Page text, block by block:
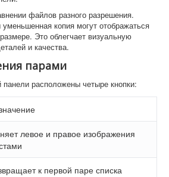
файлов разного разрешения.
копия могут отображаться
Это облегчает визуальную
и качества.
парами
панели расположены четыре кнопки:
левое и правое изображения
к первой паре списка